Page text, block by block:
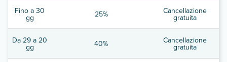
Fino a 30
gg 25% Cancellazione
gratuita
Da 29 a 20
gg 40% Cancellazione
gratuita